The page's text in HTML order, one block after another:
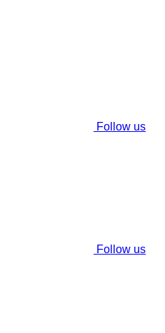
Follow us
Follow us